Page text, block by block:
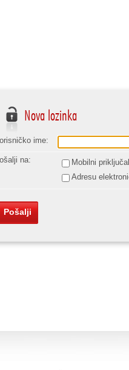
Nova lozinka
ime:
na:
Mobilni
Adresu